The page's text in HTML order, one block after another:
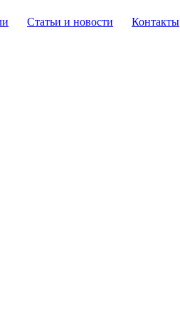
Статьи и новости
Контакты